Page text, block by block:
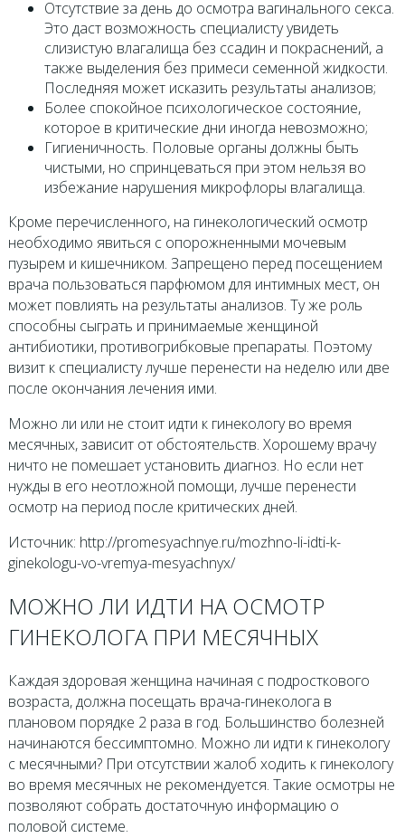
Отсутствие за день до осмотра вагинального секса.
Это даст возможность специалисту увидеть
слизистую влагалища без ссадин и покраснений, а
также выделения без примеси семенной жидкости.
Последняя может исказить результаты анализов;
Более спокойное психологическое состояние,
которое в критические дни иногда невозможно;
Гигиеничность. Половые органы должны быть
чистыми, но спринцеваться при этом нельзя во
избежание нарушения микрофлоры влагалища.
Кроме перечисленного, на гинекологический осмотр
необходимо явиться с опорожненными мочевым
пузырем и кишечником. Запрещено перед посещением
врача пользоваться парфюмом для интимных мест, он
может повлиять на результаты анализов. Ту же роль
способны сыграть и принимаемые женщиной
антибиотики, противогрибковые препараты. Поэтому
визит к специалисту лучше перенести на неделю или две
после окончания лечения ими.
Можно ли или не стоит идти к гинекологу во время
месячных, зависит от обстоятельств. Хорошему врачу
ничто не помешает установить диагноз. Но если нет
нужды в его неотложной помощи, лучше перенести
осмотр на период после критических дней.
Источник: http://promesyachnye.ru/mozhno-li-idti-k-
ginekologu-vo-vremya-mesyachnyx/
МОЖНО ЛИ ИДТИ НА ОСМОТР
ГИНЕКОЛОГА ПРИ МЕСЯЧНЫХ
Каждая здоровая женщина начиная с подросткового
возраста, должна посещать врача-гинеколога в
плановом порядке 2 раза в год. Большинство болезней
начинаются бессимптомно. Можно ли идти к гинекологу
с месячными? При отсутствии жалоб ходить к гинекологу
во время месячных не рекомендуется. Такие осмотры не
позволяют собрать достаточную информацию о
половой системе.